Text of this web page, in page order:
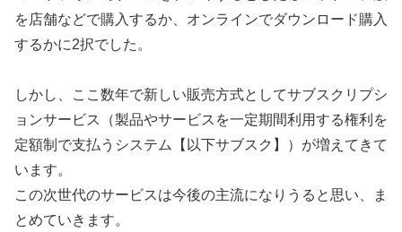
を店舗などで購入するか、オンラインでダウンロード購入
するかに2択でした。
しかし、ここ数年で新しい販売方式としてサブスクリプシ
ョンサービス（製品やサービスを一定期間利用する権利を
定額制で支払うシステム【以下サブスク】）が増えてきて
います。
この次世代のサービスは今後の主流になりうると思い、ま
とめていきます。